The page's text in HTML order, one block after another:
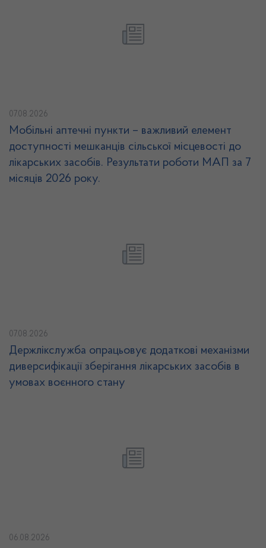
07.08.2026
Мобільні аптечні пункти – важливий елемент
доступності мешканців сільської місцевості до
лікарських засобів. Результати роботи МАП за 7
місяців 2026 року.
07.08.2026
Держлікслужба опрацьовує додаткові механізми
диверсифікації зберігання лікарських засобів в
умовах воєнного стану
06.08.2026